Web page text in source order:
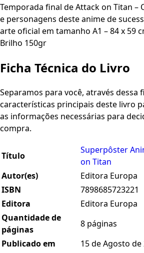
Temporada final de Attack on Titan –
e personagens deste anime de
arte oficial em tamanho A1 – 84 x 59
Brilho 150gr
Ficha Técnica do Livro
Separamos para você, através dessa
características principais deste livro
as informações necessárias para
compra.
Título
Superpôster
on Titan
Autor(es)
Editora Europa
ISBN
7898685723221
Editora
Editora Europa
Quantidade de
páginas
8 páginas
Publicado em
15 de Agosto de